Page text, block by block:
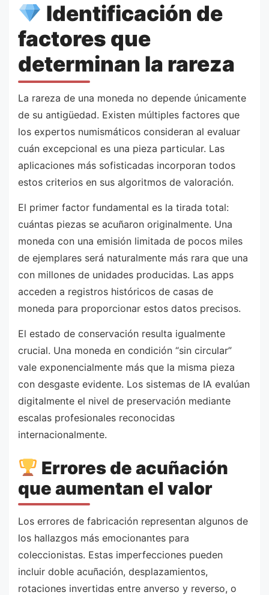
Identificación de
factores que
determinan la rareza
La rareza de una moneda no depende únicamente
de su antigüedad. Existen múltiples factores que
los expertos numismáticos consideran al evaluar
cuán excepcional es una pieza particular. Las
aplicaciones más sofisticadas incorporan todos
estos criterios en sus algoritmos de valoración.
El primer factor fundamental es la tirada total:
cuántas piezas se acuñaron originalmente. Una
moneda con una emisión limitada de pocos miles
de ejemplares será naturalmente más rara que una
con millones de unidades producidas. Las apps
acceden a registros históricos de casas de
moneda para proporcionar estos datos precisos.
El estado de conservación resulta igualmente
crucial. Una moneda en condición “sin circular”
vale exponencialmente más que la misma pieza
con desgaste evidente. Los sistemas de IA evalúan
digitalmente el nivel de preservación mediante
escalas profesionales reconocidas
internacionalmente.
Errores de acuñación
que aumentan el valor
Los errores de fabricación representan algunos de
los hallazgos más emocionantes para
coleccionistas. Estas imperfecciones pueden
incluir doble acuñación, desplazamientos,
rotaciones invertidas entre anverso y reverso, o